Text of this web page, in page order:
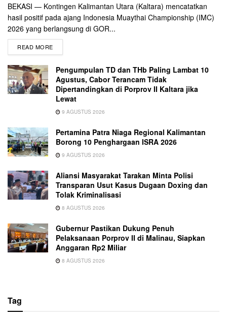
BEKASI — Kontingen Kalimantan Utara (Kaltara) mencatatkan
hasil positif pada ajang Indonesia Muaythai Championship (IMC)
2026 yang berlangsung di GOR...
READ MORE
Pengumpulan TD dan THb Paling Lambat 10
Agustus, Cabor Terancam Tidak
Dipertandingkan di Porprov II Kaltara jika
Lewat
9 AGUSTUS 2026
Pertamina Patra Niaga Regional Kalimantan
Borong 10 Penghargaan ISRA 2026
9 AGUSTUS 2026
Aliansi Masyarakat Tarakan Minta Polisi
Transparan Usut Kasus Dugaan Doxing dan
Tolak Kriminalisasi
8 AGUSTUS 2026
Gubernur Pastikan Dukung Penuh
Pelaksanaan Porprov II di Malinau, Siapkan
Anggaran Rp2 Miliar
8 AGUSTUS 2026
Tag